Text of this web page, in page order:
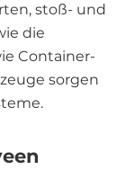
stoß- und
die
Container-
sorgen